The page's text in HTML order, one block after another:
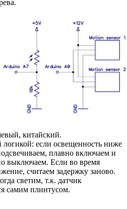
китайский.
логикой: если освещенность ниже
плавно включаем и
выключаем. Если во время
считаем задержку заново.
светим, т.к. датчик
самим плинтусом.